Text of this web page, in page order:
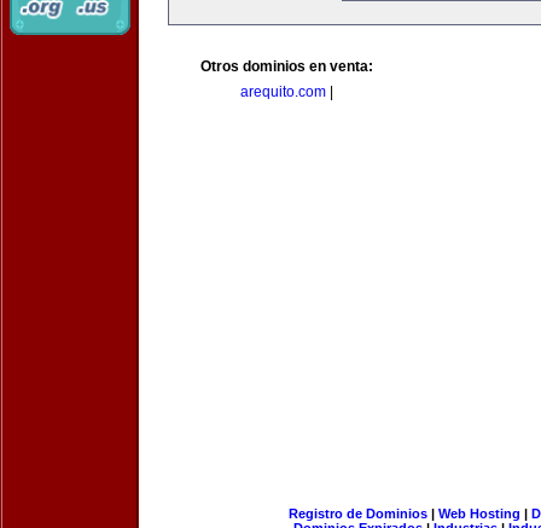
Otros dominios en venta:
arequito.com
Registro de Dominios| Web Hosting |